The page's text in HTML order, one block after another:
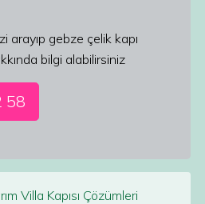
arayıp gebze çelik kapı
bilgi alabilirsiniz
58
Villa Kapısı Çözümleri